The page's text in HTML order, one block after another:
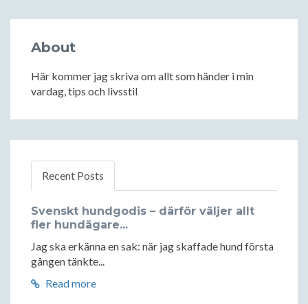
About
Här kommer jag skriva om allt som händer i min
vardag, tips och livsstil
Recent Posts
Svenskt hundgodis – därför väljer allt
fler hundägare...
Jag ska erkänna en sak: när jag skaffade hund första
gången tänkte...
Read more